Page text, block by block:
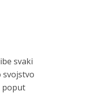
svaki
svojstvo
poput